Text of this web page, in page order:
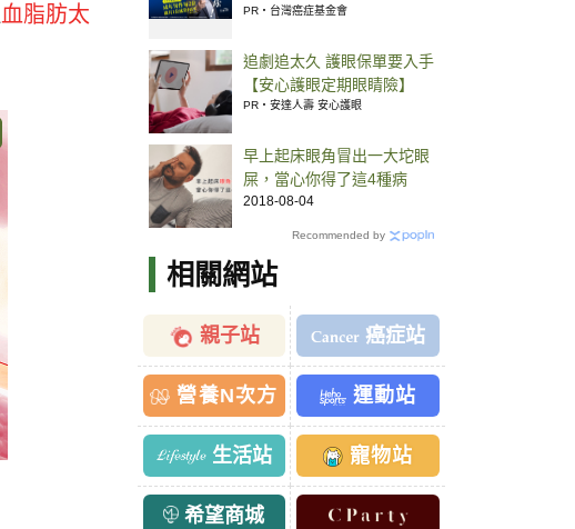
血脂肪太
PR・台灣癌症基金會
追劇追太久 護眼保單要入手
【安心護眼定期眼睛險】
PR・安達人壽 安心護眼
早上起床眼角冒出一大坨眼
屎，當心你得了這4種病
2018-08-04
Recommended by
相關網站
親子站 癌症站
營養N次方 運動站
生活站 寵物站
希望商城